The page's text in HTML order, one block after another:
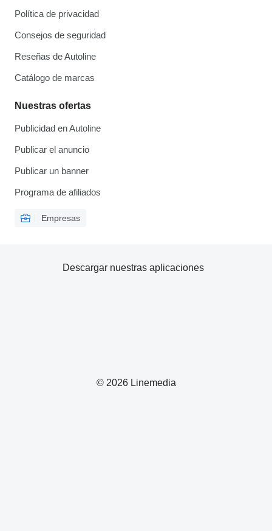
Política de privacidad
Consejos de seguridad
Reseñas de Autoline
Catálogo de marcas
Nuestras ofertas
Publicidad en Autoline
Publicar el anuncio
Publicar un banner
Programa de afiliados
Empresas
© 2026 Linemedia
Descargar nuestras aplicaciones